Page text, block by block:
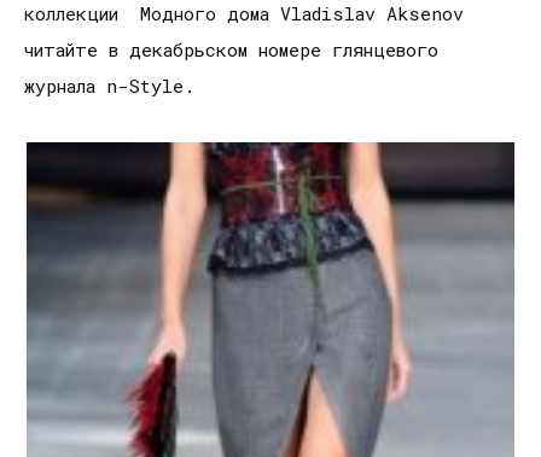
коллекции Модного дома Vladislav Aksenov
читайте в декабрьском номере глянцевого
журнала n-Style.